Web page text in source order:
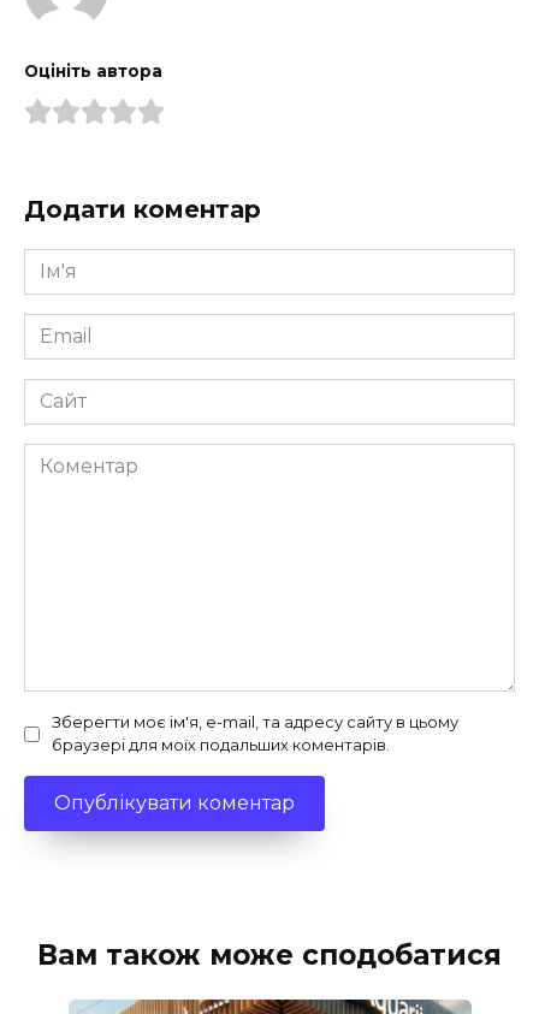
Оцініть автора
Додати коментар
Ім'я
*
Email
*
Сайт
Коментар
Зберегти моє ім'я, e-mail, та адресу сайту в цьому
браузері для моїх подальших коментарів.
Вам також може сподобатися